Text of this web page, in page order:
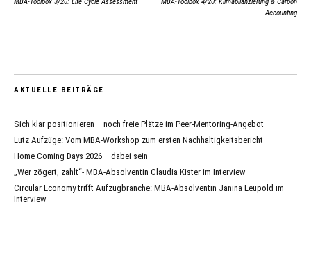
Accounting
AKTUELLE BEITRÄGE
Sich klar positionieren – noch freie Plätze im Peer-Mentoring-Angebot
Lutz Aufzüge: Vom MBA-Workshop zum ersten Nachhaltigkeitsbericht
Home Coming Days 2026 – dabei sein
„Wer zögert, zahlt“- MBA-Absolventin Claudia Kister im Interview
Circular Economy trifft Aufzugbranche: MBA-Absolventin Janina Leupold im
Interview